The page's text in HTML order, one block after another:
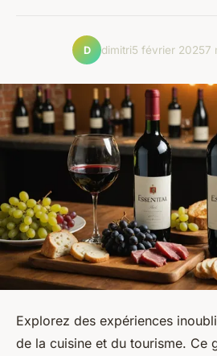
D dimitri5 février 20257
Explorez des expériences
de la cuisine et du tourisme. Ce